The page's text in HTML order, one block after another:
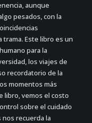
aunque
pesados, con la
Este libro es un
para la
los viajes de
recordatorio de la
momentos más
libro, vemos el costo
sobre el cuidado
recuerda la